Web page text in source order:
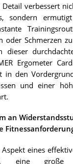
Detail verbessert
sondern
oder Schmerzen
dieser
Ergometer
in den
und einer
an
eines
eine große